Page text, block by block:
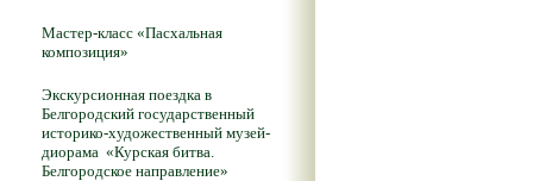
Мастер-класс «Пасхальная
композиция»
Экскурсионная поездка в
Белгородский государственный
историко-художественный музей-
диорама «Курская битва.
Белгородское направление»